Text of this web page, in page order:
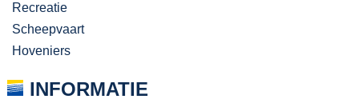
Recreatie
Scheepvaart
Hoveniers
INFORMATIE